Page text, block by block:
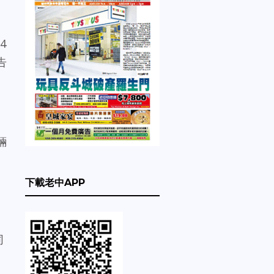
下載老中APP